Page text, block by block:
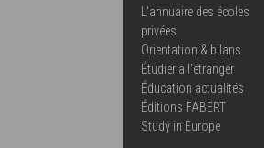
L'annuaire des écoles
privées
Orientation & bilans
Étudier à l'étranger
Éducation actualités
Éditions FABERT
Study in Europe